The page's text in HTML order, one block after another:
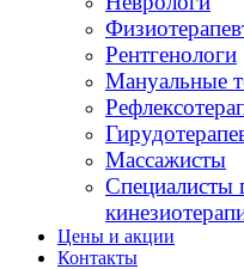
Рентгенологи
Мануальные
Массажисты
Специалисты
Цены и акции
Контакты